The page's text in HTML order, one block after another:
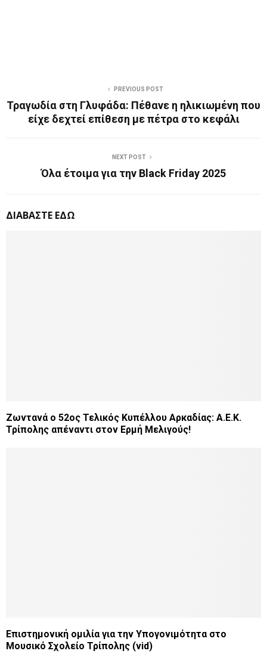
PREVIOUS POST
Τραγωδία στη Γλυφάδα: Πέθανε η ηλικιωμένη που
είχε δεχτεί επίθεση με πέτρα στο κεφάλι
NEXT POST
Όλα έτοιμα για την Black Friday 2025
ΔΙΑΒΑΣΤΕ ΕΔΩ
Ζωντανά ο 52ος Τελικός Κυπέλλου Αρκαδίας: Α.Ε.Κ.
Τρίπολης απέναντι στον Ερμή Μελιγούς!
Επιστημονική ομιλία για την Υπογονιμότητα στο
Μουσικό Σχολείο Τρίπολης (vid)